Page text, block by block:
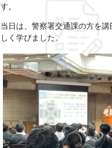
す。
当日は、警察署交通課の方を
しく学びました。